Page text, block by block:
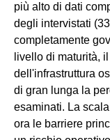
più alto di dati
degli intervistati
completamente
livello di maturità,
dell'infrastruttura
di gran lunga la
esaminati. La
ora le barriere